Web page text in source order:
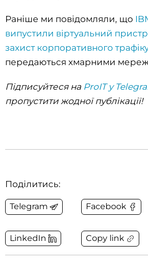
Раніше ми повідомляли, що
випустили віртуальний
захист корпоративного
передаються хмарними
Підписуйтеся на ProIT у
пропустити жодної публікації!
Поділитись:
Telegram Facebook
LinkedIn Copy link